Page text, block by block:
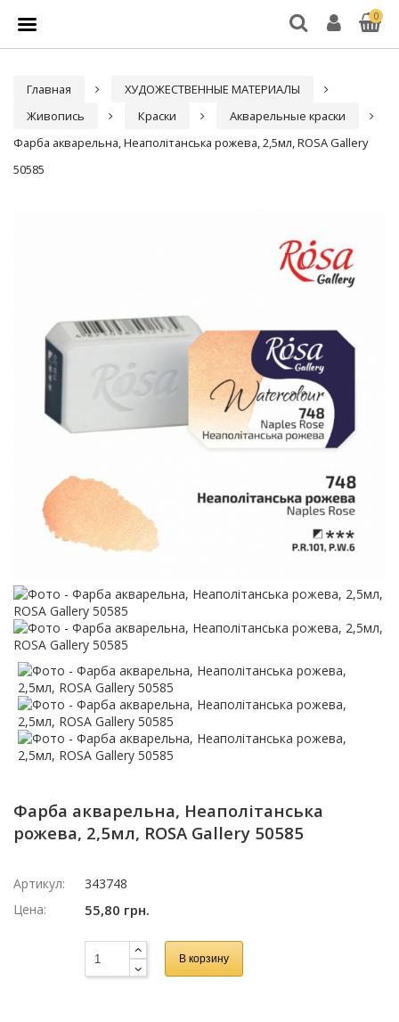
0
Главная
ХУДОЖЕСТВЕННЫЕ МАТЕРИАЛЫ
Живопись
Краски
Акварельные краски
Фарба акварельна, Неаполітанська рожева, 2,5мл, ROSA Gallery
50585
Фарба акварельна, Неаполітанська
рожева, 2,5мл, ROSA Gallery 50585
Артикул:
343748
Цена:
55,80 грн.
В корзину